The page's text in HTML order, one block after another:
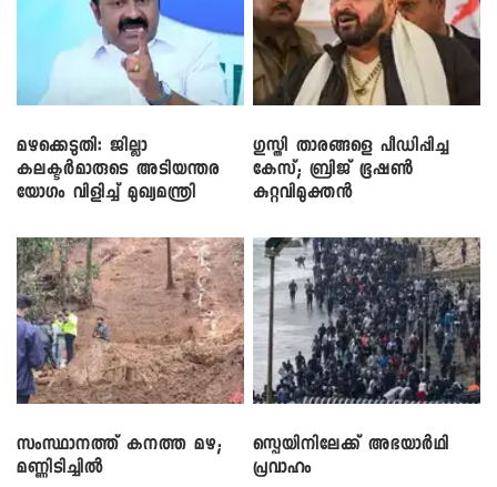
മഴക്കെടുതി: ജില്ലാ
കലക്ടർമാരുടെ അടിയന്തര
യോഗം വിളിച്ച് മുഖ്യമന്ത്രി
​ഗുസ്തി താരങ്ങളെ പീഡിപ്പിച്ച
കേസ്; ബ്രിജ് ഭൂഷൺ
കുറ്റവിമുക്തൻ
സംസ്ഥാനത്ത് കനത്ത മഴ;
മണ്ണിടിച്ചിൽ
സ്പെയിനിലേക്ക് അഭയാർഥി
പ്രവാഹം